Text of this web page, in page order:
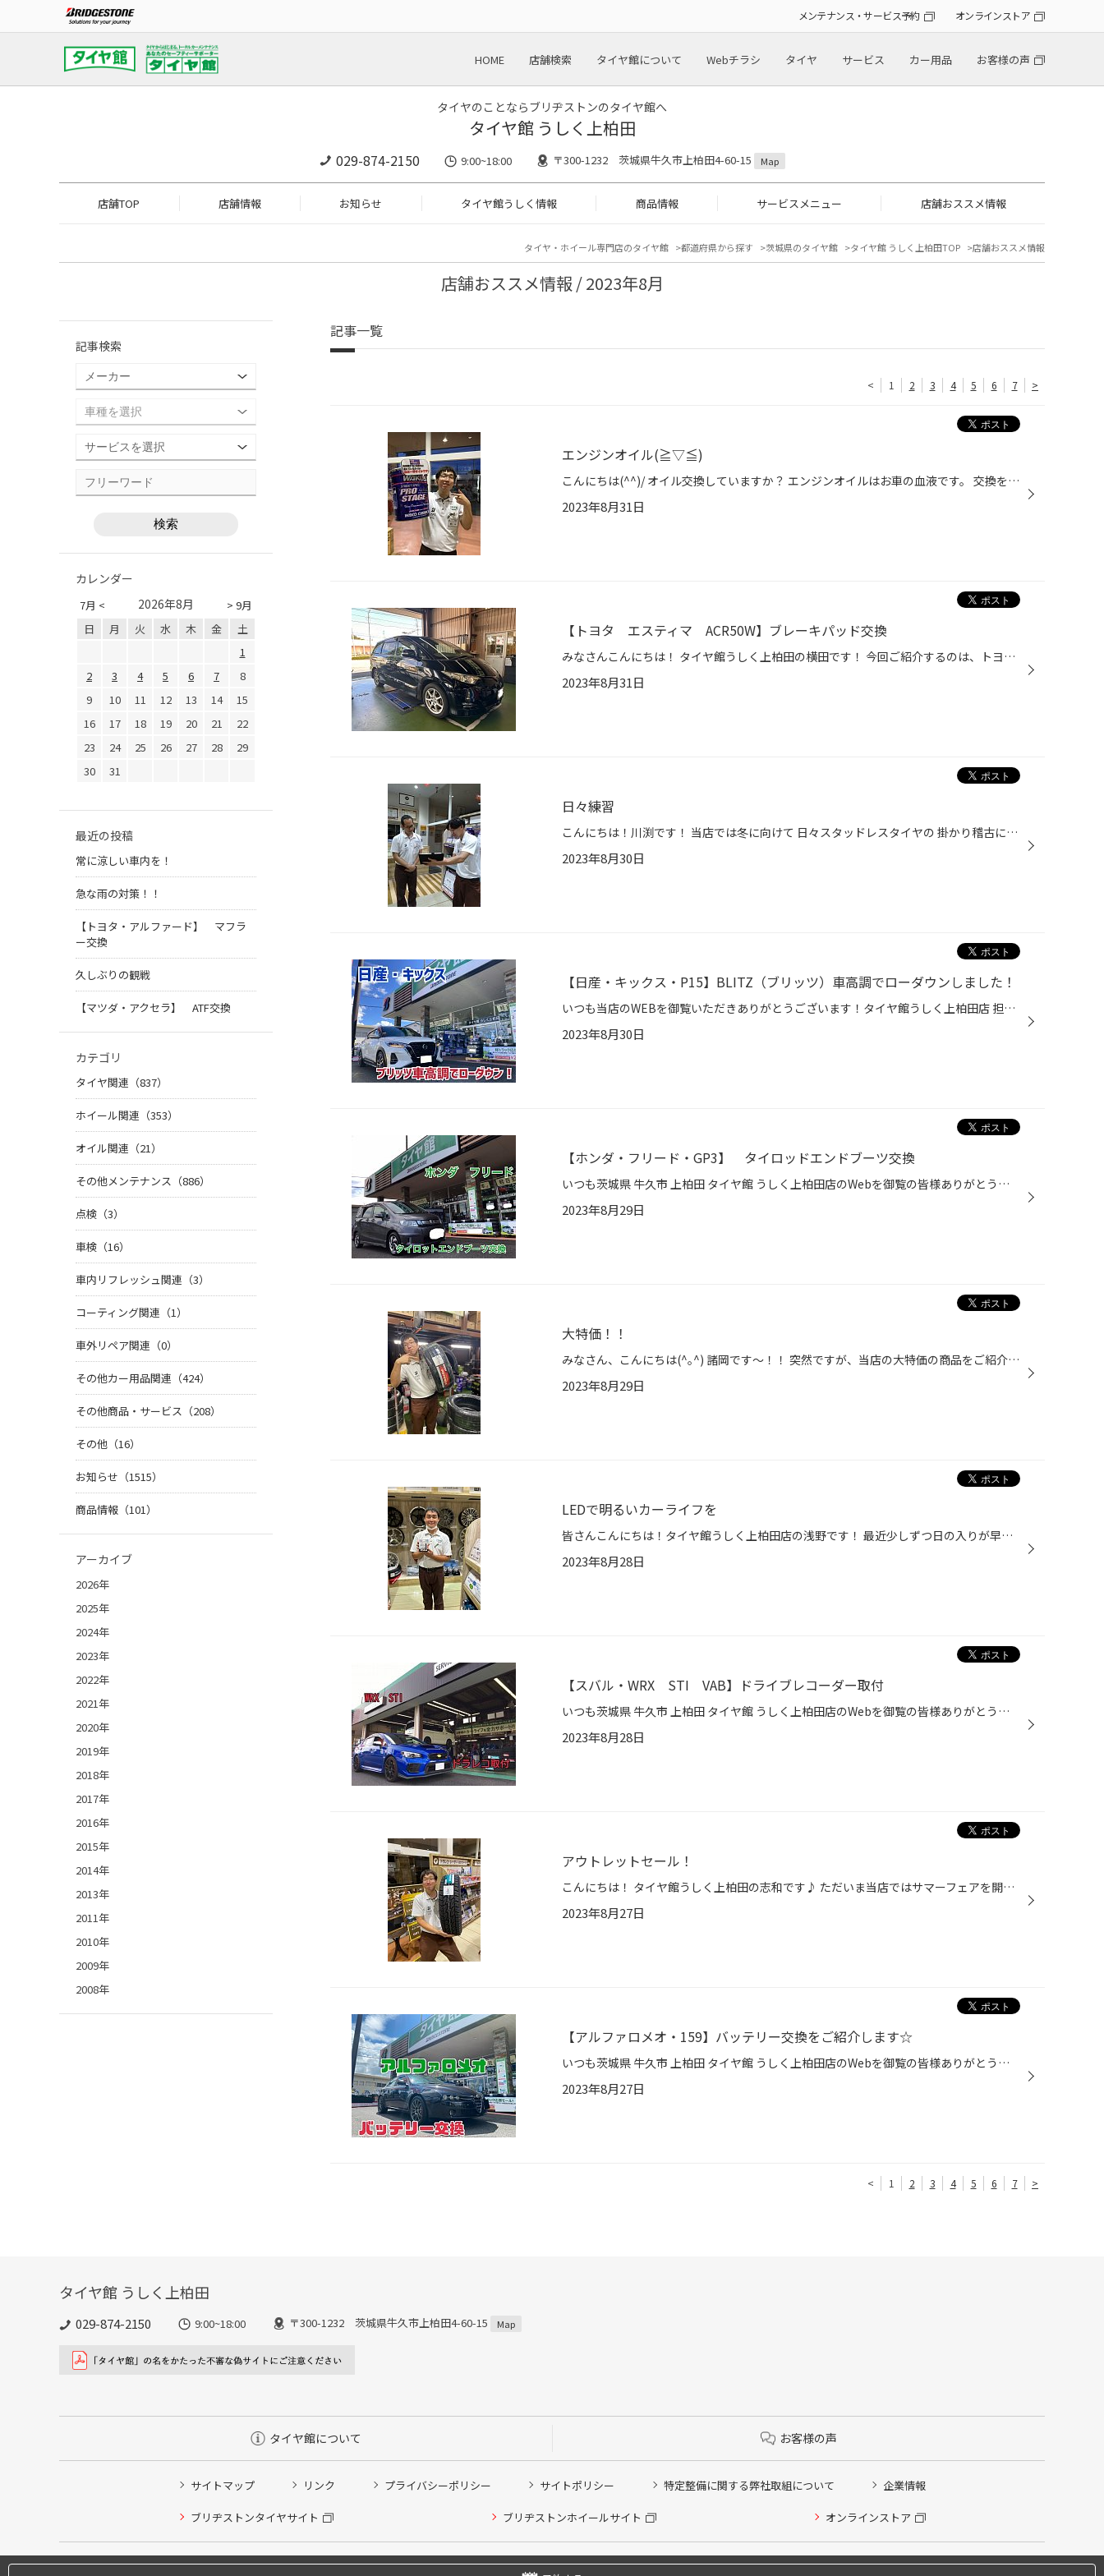
メンテナンス・サービス予約 オンラインストア
HOME 店舗検索 タイヤ館について Webチラシ タイヤ サービス カー用品 お客様の声
タイヤのことならブリヂストンのタイヤ館へ
タイヤ館 うしく上柏田
029-874-2150 9:00~18:00 〒300-1232 茨城県牛久市上柏田4-60-15 Map
店舗TOP 店舗情報 お知らせ タイヤ館うしく情報 商品情報 サービスメニュー 店舗おススメ情報
タイヤ・ホイール専門店のタイヤ館 都道府県から探す 茨城県のタイヤ館 タイヤ館 うしく上柏田TOP 店舗おススメ情報
店舗おススメ情報 / 2023年8月
記事一覧
< 1 2 3 4 5 6 7 >
エンジンオイル(≧▽≦)
こんにちは(^^)/ オイル交換していますか？ エンジンオイルはお車の血液です。 交換をしないと燃費やパワーの低下や オイル漏れの原因にもなります。 定期的な交換でリフレッシュしましょう。 当店ではWAKO'Sさんのオイル ニューテックさんのオイルを取り扱っています。 WAKO'Sさんのオイル添加剤も...
2023年8月31日
【トヨタ エスティマ ACR50W】ブレーキパッド交換
みなさんこんにちは！ タイヤ館うしく上柏田の横田です！ 今回ご紹介するのは、トヨタ エスティマ ブレーキパッド交換 リアの方からブレーキ踏むとキーキーなるということなので、点検したら パッドもだいぶすり減って センサーまで削れてしまって音が鳴ってたようです！ 新品と比べるとだいぶ減り...
2023年8月31日
日々練習
こんにちは！川渕です！ 当店では冬に向けて 日々スタッドレスタイヤの 掛かり稽古に取り組んでいます！ 冬の繁忙期に向けてより お客様に分かりやすい説明が できるように頑張っています！ 他にも店頭のPOP作成も 着々と進んでいます！ 勿論夏タイヤの交換も 随時受け付けしていますので タイヤ買...
2023年8月30日
【日産・キックス・P15】BLITZ（ブリッツ）車高調でローダウンしました！
いつも当店のWEBを御覧いただきありがとうございます！タイヤ館うしく上柏田店 担当：隅内です。 今回ご紹介するのは、先日タイヤ・ホイールセットでインチアップしたばかりの日産・キックス。 オーナーのA様、いつもありがとうございます！ ご紹介するお車【日産・キックス・P15】 そして今回の作...
2023年8月30日
【ホンダ・フリード・GP3】 タイロッドエンドブーツ交換
いつも茨城県 牛久市 上柏田 タイヤ館 うしく上柏田店のWebを御覧の皆様ありがとうございます♪ 本日は ホンダ フリード GP3 のタイロッドエンドブーツ交換をいたしました。 点検したところヒビ割れを起こしていたので交換になりました。 交換方法です。 まず割りピンとナットを外していきます。 外...
2023年8月29日
大特価！！
みなさん、こんにちは(^｡^) 諸岡です〜！！ 突然ですが、当店の大特価の商品をご紹介させて頂きます☆ まずはこちらの 225/45R18 ポテンザ S007A 次は225/80R15 デューラー AT694 最後にバルミナB10 15X60＋45 5H114になります！ どの商品も限定一台となっておりますので、ぜひお早めにお越しくださ...
2023年8月29日
LEDで明るいカーライフを
皆さんこんにちは！タイヤ館うしく上柏田店の浅野です！ 最近少しずつ日の入りが早くなりましたが、皆さんのお車のライトは大丈夫ですか？ライトが１つでもつかなかったら車検に通らなくなります。 LEDは長寿命で明るくとてもお得な電球です、この機会にLEDへの交換はいかがですか？ 当店ではスモー...
2023年8月28日
【スバル・WRX STI VAB】ドライブレコーダー取付
いつも茨城県 牛久市 上柏田 タイヤ館 うしく上柏田店のWebを御覧の皆様ありがとうございます！ 今回はスバル・WRX STIの ドライブレコーダー取付を行わせていただきました！ 今回取り付けたドライブレコーダー ユピテル TW9880D 安心の前後2カメラタイプになります！ 今回は駐車監視機能も ついて...
2023年8月28日
アウトレットセール！
こんにちは！ タイヤ館うしく上柏田の志和です♪ ただいま当店ではサマーフェアを開催中です！ その中でアウトレット品もご用意してあります！ デューラーA/T694 225/80R15 になります！ ワンセットだけありますのでご希望の方は是非ご相談下さい！ お 待 ち し て お り ま す ♪ タイヤ館 うしく上...
2023年8月27日
【アルファロメオ・159】バッテリー交換をご紹介します☆
いつも茨城県 牛久市 上柏田 タイヤ館 うしく上柏田店のWebを御覧の皆様ありがとうございます♪ タイヤ館うしく上柏田の諸岡ですヽ(・∀・) 本日はアルファロメオ 159 バッテリー交換をご紹介させて頂きます♪ 今回交換させて頂いたバッテリー エナジーウィズ Tuflong EN LN4 前回交換時から年数が経っ...
2023年8月27日
< 1 2 3 4 5 6 7 >
記事検索
カレンダー
7月 < > 9月
2026年8月
日 月 火 水 木 金
土
1
2
3 4 5 6 7
8
9
10 11 12 13 14
15
16
17 18 19 20 21
22
23
24 25 26 27 28
29
30
31
最近の投稿
常に涼しい車内を！
急な雨の対策！！
【トヨタ・アルファード】 マフラ
ー交換
久しぶりの観戦
【マツダ・アクセラ】 ATF交換
カテゴリ
タイヤ関連（837）
ホイール関連（353）
オイル関連（21）
その他メンテナンス（886）
点検（3）
車検（16）
車内リフレッシュ関連（3）
コーティング関連（1）
車外リペア関連（0）
その他カー用品関連（424）
その他商品・サービス（208）
その他（16）
お知らせ（1515）
商品情報（101）
アーカイブ
2026年
2025年
2024年
2023年
2022年
2021年
2020年
2019年
2018年
2017年
2016年
2015年
2014年
2013年
2011年
2010年
2009年
2008年
タイヤ館 うしく上柏田
029-874-2150 9:00~18:00 〒300-1232 茨城県牛久市上柏田4-60-15 Map
タイヤ館について お客様の声
サイトマップ リンク プライバシーポリシー サイトポリシー 特定整備に関する弊社取組について 企業情報
ブリヂストンタイヤサイト ブリヂストンホイールサイト オンラインストア
Copyright © 2024 Bridgestone Retail Co.,Ltd. All rights Reserved.
タイヤ点検・安全点検/タイヤ履き替え/オイル交換/その他ピット作業の予約